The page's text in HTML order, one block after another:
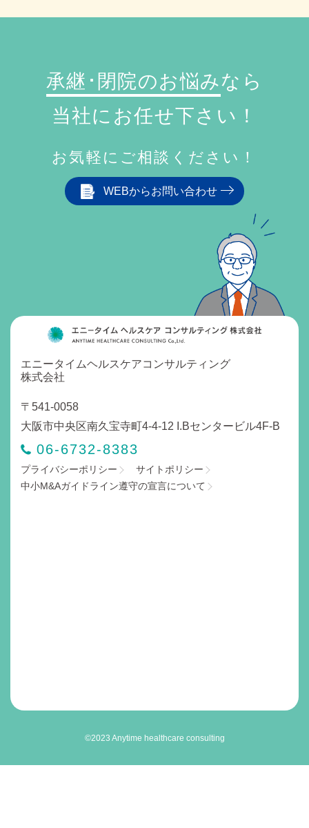
承継･閉院のお悩みなら
当社にお任せ下さい！
お気軽にご相談ください！
WEBからお問い合わせ
エニータイムヘルスケアコンサルティング
株式会社
〒541-0058
大阪市中央区南久宝寺町4-4-12 I.Bセンタービル4F-B
06-6732-8383
プライバシーポリシー
サイトポリシー
中小M&Aガイドライン遵守の宣言について
©2023 Anytime healthcare consulting